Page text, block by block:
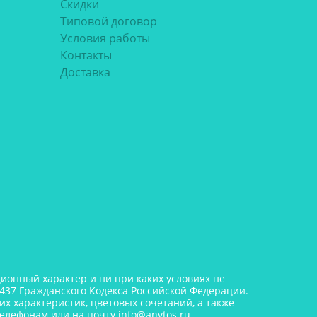
Скидки
Типовой договор
Условия работы
Контакты
Доставка
характер и ни при каких условиях не
Гражданского Кодекса Российской Федерации.
характеристик, цветовых сочетаний, а также